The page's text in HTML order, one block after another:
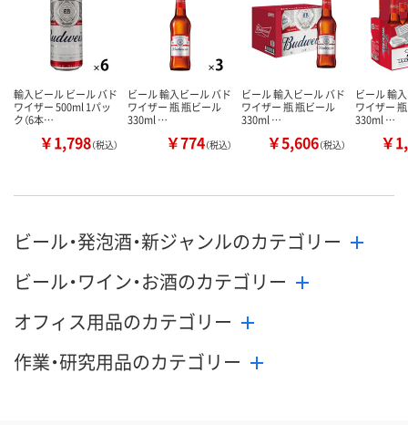
輸入ビール ビール バド
ワイザー 500ml 1パッ
ク（6本…
￥1,798（税込）
ビール 輸入ビール バド
ワイザー 瓶 瓶ビール
330ml …
￥774（税込）
ビール 輸入ビール バド
ワイザー 瓶 瓶ビール
330ml …
￥5,606（税込）
ビール 輸
ワイザー
330ml …
￥
ビール・発泡酒・新ジャンルのカテゴリー
ビール・ワイン・お酒のカテゴリー
オフィス用品のカテゴリー
作業・研究用品のカテゴリー